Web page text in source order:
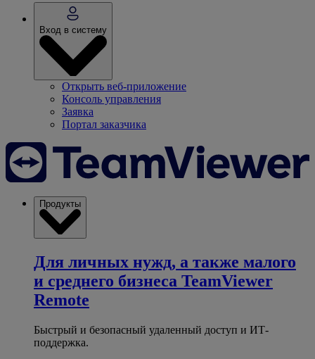
Вход в систему
Открыть веб-приложение
Консоль управления
Заявка
Портал заказчика
Продукты
Для личных нужд, а также малого
и среднего бизнеса TeamViewer
Remote
Быстрый и безопасный удаленный доступ и ИТ-
поддержка.